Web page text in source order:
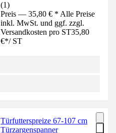
(1)
Preis — 35,80 € * Alle Preise
inkl. MwSt. und ggf. zzgl.
Versandkosten pro ST35,80
€*/ ST
Türfutterspreize 67-107 cm
Türzargenspanner